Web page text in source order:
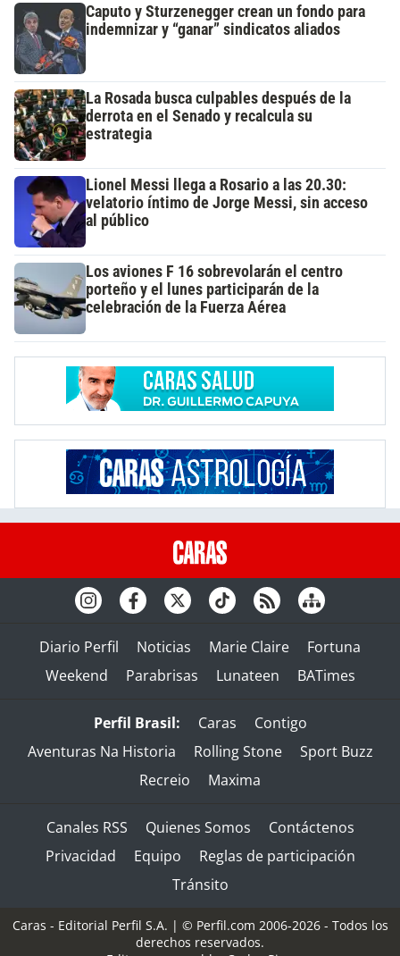
Caputo y Sturzenegger crean un fondo para
indemnizar y “ganar” sindicatos aliados
La Rosada busca culpables después de la
derrota en el Senado y recalcula su
estrategia
Lionel Messi llega a Rosario a las 20.30:
velatorio íntimo de Jorge Messi, sin acceso
al público
Los aviones F 16 sobrevolarán el centro
porteño y el lunes participarán de la
celebración de la Fuerza Aérea
Diario Perfil Noticias Marie Claire
Fortuna
Weekend
Parabrisas Lunateen BATimes
Perfil Brasil: Caras
Contigo
Aventuras Na Historia
Rolling Stone
Sport Buzz
Recreio
Maxima
Canales RSS Quienes Somos
Contáctenos
Privacidad
Equipo
Reglas de participación
Tránsito
Caras - Editorial Perfil S.A. | © Perfil.com 2006-2026 - Todos los
derechos reservados.